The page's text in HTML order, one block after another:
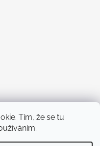
Tím, že se tu